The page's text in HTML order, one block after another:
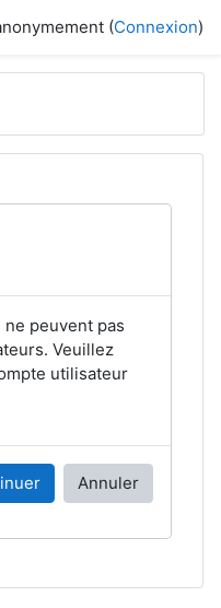
(Connexion)
peuvent pas
Veuillez
utilisateur
Annuler